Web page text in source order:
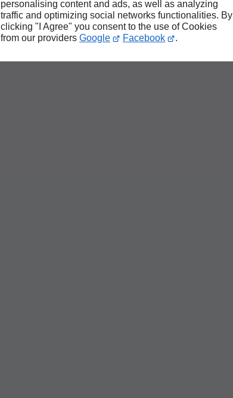
personalising content and ads, as well as analyzing
traffic and optimizing social networks functionalities. By
clicking "I Agree" you consent to the use of Cookies
from our providers Google Facebook .